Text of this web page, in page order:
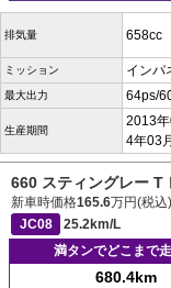
排気量 658cc
ミッション インパ
最大出力 64ps/
生産期間
2013
4年03月
660 スティングレー T
新車時価格165.6万円(税込)
JC08
25.2km/L
満タンでどこまで
680.4km